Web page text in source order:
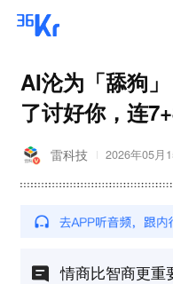
AI沦为「舔狗
了讨好你，连
雷科技 2026年05月
情商比智商更重